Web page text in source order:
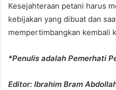
Kesejahteraan petani harus
kebijakan yang dibuat dan
mempertimbangkan kembali
*Penulis adalah Pemerhati
Editor: Ibrahim Bram